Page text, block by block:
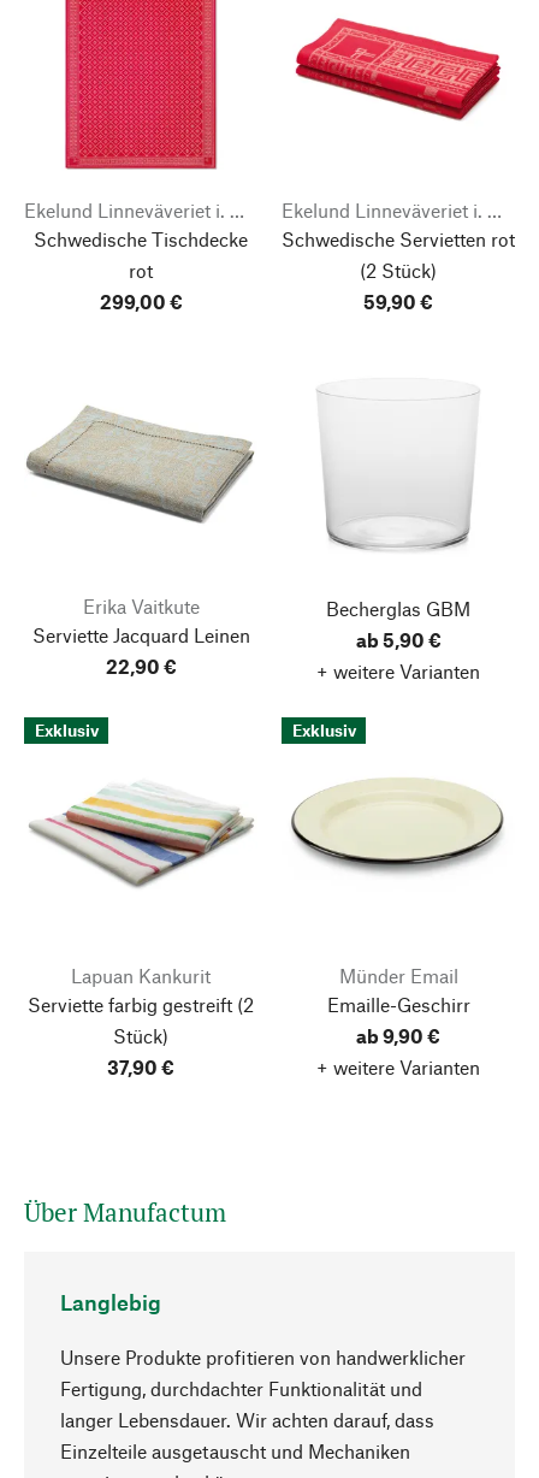
Ekelund Linneväveriet i. Horred
Schwedische Tischdecke
rot
299,00 €
Ekelund Linneväveriet i. Horred
Schwedische Servietten rot
(2 Stück)
59,90 €
Erika Vaitkute
Serviette Jacquard Leinen
22,90 €
Becherglas GBM
ab 5,90 €
+ weitere Varianten
Exklusiv
Lapuan Kankurit
Serviette farbig gestreift (2
Stück)
37,90 €
Exklusiv
Münder Email
Emaille-Geschirr
ab 9,90 €
+ weitere Varianten
Über Manufactum
Langlebig
Unsere Produkte profitieren von handwerklicher
Fertigung, durchdachter Funktionalität und
langer Lebensdauer. Wir achten darauf, dass
Einzelteile ausgetauscht und Mechaniken
Nach oben